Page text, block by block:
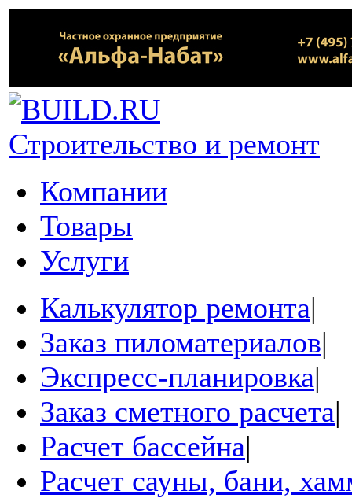
Строительство и ремонт
Компании
Товары
Услуги
Калькулятор ремонта|
Заказ пиломатериалов|
Экспресс-планировка|
Заказ сметного расчета|
Расчет бассейна|
Расчет сауны, бани,